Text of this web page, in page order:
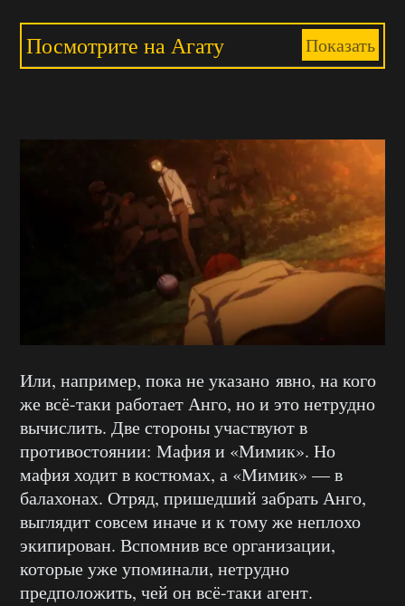
Посмотрите на Агату Показать
Или, например, пока не указано явно, на кого
же всё-таки работает Анго, но и это нетрудно
вычислить. Две стороны участвуют в
противостоянии: Мафия и «Мимик». Но
мафия ходит в костюмах, а «Мимик» — в
балахонах. Отряд, пришедший забрать Анго,
выглядит совсем иначе и к тому же неплохо
экипирован. Вспомнив все организации,
которые уже упоминали, нетрудно
предположить, чей он всё-таки агент.